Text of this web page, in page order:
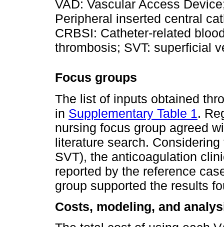
VAD: Vascular Access
Peripheral inserted central
CRBSI: Catheter-related
thrombosis; SVT: superficial
Focus groups
The list of inputs obtained
in Supplementary Table 1.
nursing focus group agreed
literature search.
SVT), the anticoagulation
reported by the reference
group supported the results
Costs, modeling, and